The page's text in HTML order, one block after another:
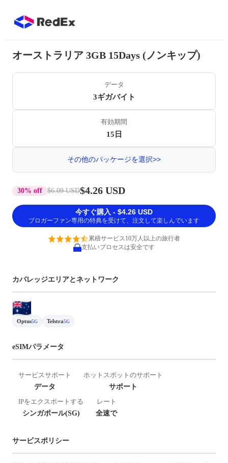
オーストラリア 3GB 15Days (ノンキップ)
データ
3ギガバイト
有効期間
15日
その他のパッケージを選択>>
30% off $6.09 USD$4.26 USD
今すぐ購入 - $4.26 USD
ブロガーファン専用の特典を受けて、注文して楽しんでいます
累積サービス10万人以上の旅行者
支払いプロセスは安全です
カバレッジエリアとネットワーク
Optus5G Telstra5G
eSIMパラメータ
サービスサポート
データ
ホットスポットのサポート
サポート
IPをエクスポートする
シンガポール(SG)
レート
全速で
サービスポリシー